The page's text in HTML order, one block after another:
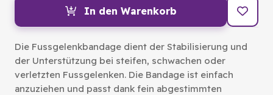
In den Warenkorb
Die Fussgelenkbandage dient der Stabilisierung und
der Unterstützung bei steifen, schwachen oder
verletzten Fussgelenken. Die Bandage ist einfach
anzuziehen und passt dank fein abgestimmten